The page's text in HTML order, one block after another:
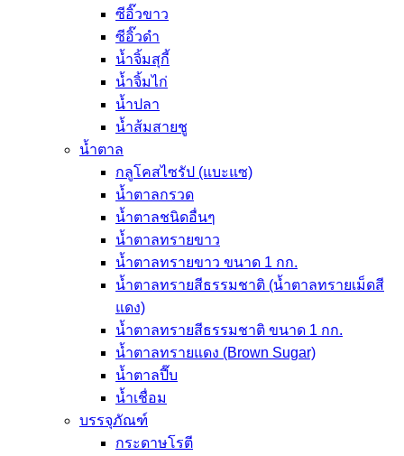
ซีอิ๊วขาว
ซีอิ๊วดำ
น้ำจิ้มสุกี้
น้ำจิ้มไก่
น้ำปลา
น้ำส้มสายชู
น้ำตาล
กลูโคสไซรัป (แบะแซ)
น้ำตาลกรวด
น้ำตาลชนิดอื่นๆ
น้ำตาลทรายขาว
น้ำตาลทรายขาว ขนาด 1 กก.
น้ำตาลทรายสีธรรมชาติ (น้ำตาลทรายเม็ดสี
แดง)
น้ำตาลทรายสีธรรมชาติ ขนาด 1 กก.
น้ำตาลทรายแดง (Brown Sugar)
น้ำตาลปี๊บ
น้ำเชื่อม
บรรจุภัณฑ์
กระดาษโรตี